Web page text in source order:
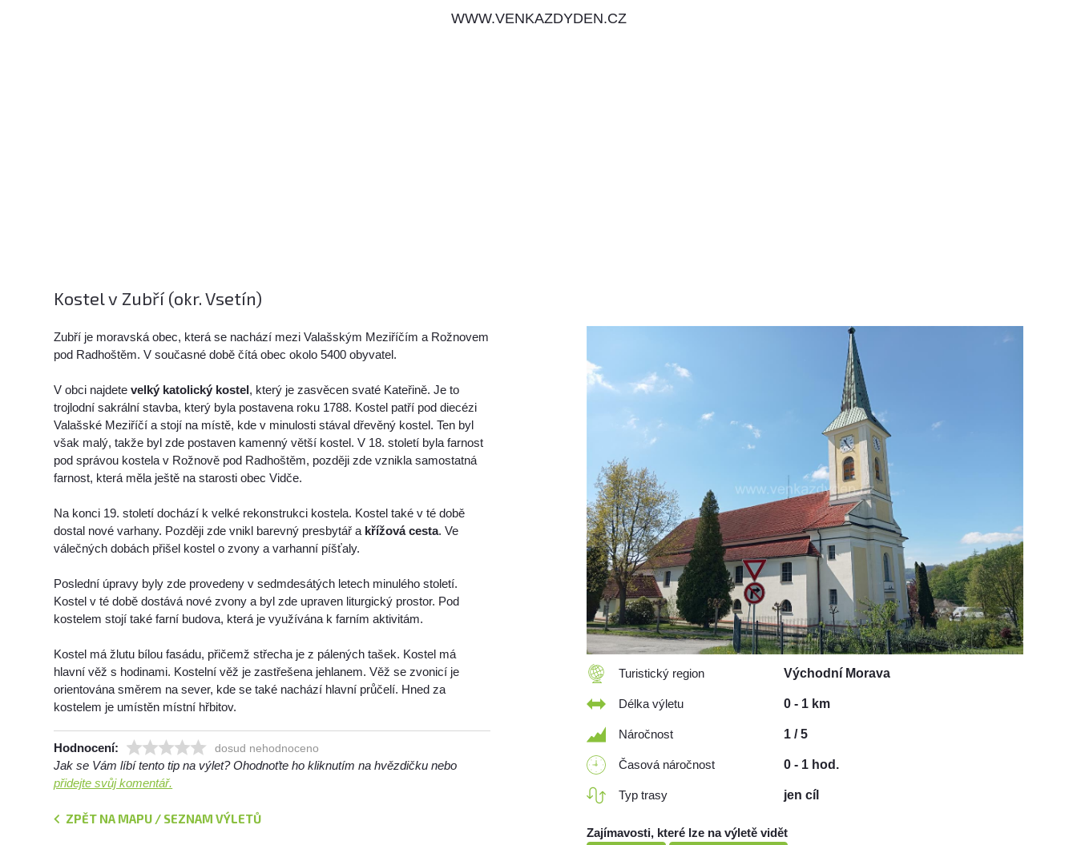
WWW.VENKAZDYDEN.CZ
Kostel v Zubří (okr. Vsetín)
Zubří je moravská obec, která se nachází mezi Valašským Meziříčím a Rožnovem
pod Radhoštěm. V současné době čítá obec okolo 5400 obyvatel.
V obci najdetevelký katolický kostel, který je zasvěcen svaté Kateřině. Je to
trojlodní sakrální stavba, který byla postavena roku 1788. Kostel patří pod diecézi
Valašské Meziříčí a stojí na místě, kde v minulosti stával dřevěný kostel. Ten byl
však malý, takže byl zde postaven kamenný větší kostel. V 18. století byla farnost
pod správou kostela v Rožnově pod Radhoštěm, později zde vznikla samostatná
farnost, která měla ještě na starosti obec Vidče.
Na konci 19. století dochází k velké rekonstrukci kostela. Kostel také v té době
dostal nové varhany. Později zde vnikl barevný presbytář a křížová cesta. Ve
válečných dobách přišel kostel o zvony a varhanní píšťaly.
Poslední úpravy byly zde provedeny v sedmdesátých letech minulého století.
Kostel v té době dostává nové zvony a byl zde upraven liturgický prostor. Pod
kostelem stojí také farní budova, která je využívána k farním aktivitám.
Kostel má žlutu bílou fasádu, přičemž střecha je z pálených tašek. Kostel má
hlavní věž s hodinami. Kostelní věž je zastřešena jehlanem. Věž se zvonicí je
orientována směrem na sever, kde se také nachází hlavní průčelí. Hned za
kostelem je umístěn místní hřbitov.
Hodnocení: dosud nehodnoceno
Jak se Vám líbí tento tip na výlet? Ohodnoťte ho kliknutím na hvězdičku nebo
přidejte svůj komentář.
ZPĚT NA MAPU / SEZNAM VÝLETŮ
Turistický region Východní Morava
Délka výletu 0 - 1 km
Náročnost 1 / 5
Časová náročnost 0 - 1 hod.
Typ trasy jen cíl
Zajímavosti, které lze na výletě vidět